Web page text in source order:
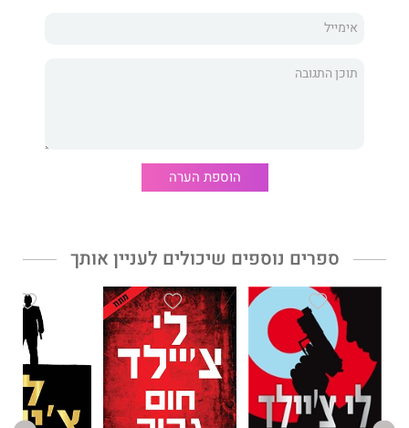
הוספת הערה
ספרים נוספים שיכולים לעניין אותך